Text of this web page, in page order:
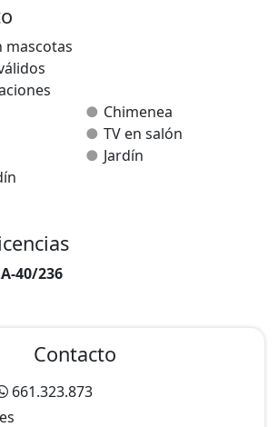
habilitada a personas con
torno a una chimenea.
DVD y una surtida colección
y juegos de mesa donde pasar un
plantas autóctonas, abundante
mascotas
Chimenea
TV en salón
Jardín
40/236
Contacto
661.323.873